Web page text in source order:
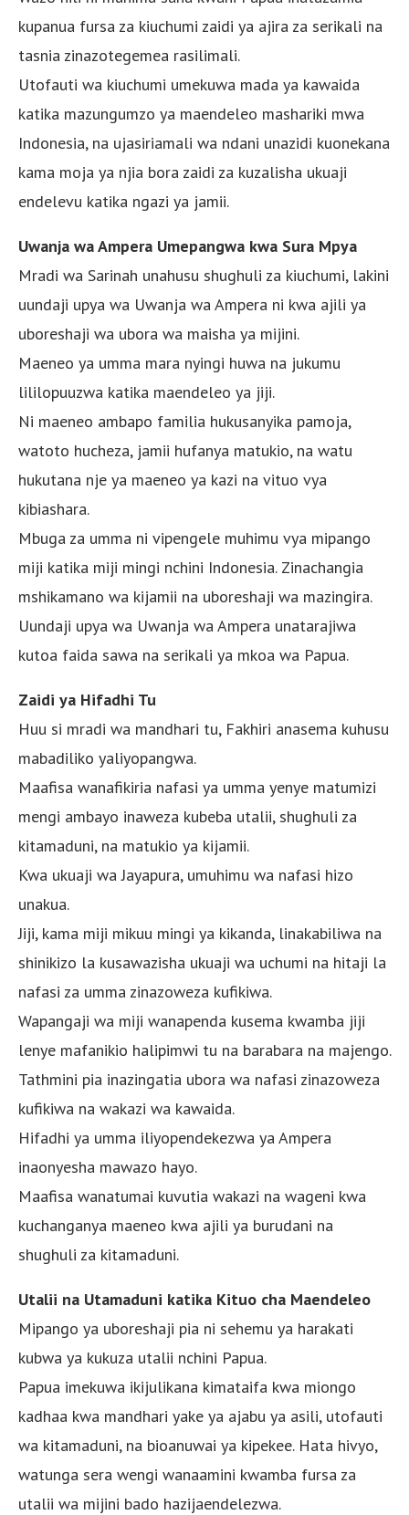
kupanua fursa za kiuchumi zaidi ya ajira za serikali na
tasnia zinazotegemea rasilimali.
Utofauti wa kiuchumi umekuwa mada ya kawaida
katika mazungumzo ya maendeleo mashariki mwa
Indonesia, na ujasiriamali wa ndani unazidi kuonekana
kama moja ya njia bora zaidi za kuzalisha ukuaji
endelevu katika ngazi ya jamii.
Uwanja wa Ampera Umepangwa kwa Sura Mpya
Mradi wa Sarinah unahusu shughuli za kiuchumi, lakini
uundaji upya wa Uwanja wa Ampera ni kwa ajili ya
uboreshaji wa ubora wa maisha ya mijini.
Maeneo ya umma mara nyingi huwa na jukumu
lililopuuzwa katika maendeleo ya jiji.
Ni maeneo ambapo familia hukusanyika pamoja,
watoto hucheza, jamii hufanya matukio, na watu
hukutana nje ya maeneo ya kazi na vituo vya
kibiashara.
Mbuga za umma ni vipengele muhimu vya mipango
miji katika miji mingi nchini Indonesia. Zinachangia
mshikamano wa kijamii na uboreshaji wa mazingira.
Uundaji upya wa Uwanja wa Ampera unatarajiwa
kutoa faida sawa na serikali ya mkoa wa Papua.
Zaidi ya Hifadhi Tu
Huu si mradi wa mandhari tu, Fakhiri anasema kuhusu
mabadiliko yaliyopangwa.
Maafisa wanafikiria nafasi ya umma yenye matumizi
mengi ambayo inaweza kubeba utalii, shughuli za
kitamaduni, na matukio ya kijamii.
Kwa ukuaji wa Jayapura, umuhimu wa nafasi hizo
unakua.
Jiji, kama miji mikuu mingi ya kikanda, linakabiliwa na
shinikizo la kusawazisha ukuaji wa uchumi na hitaji la
nafasi za umma zinazoweza kufikiwa.
Wapangaji wa miji wanapenda kusema kwamba jiji
lenye mafanikio halipimwi tu na barabara na majengo.
Tathmini pia inazingatia ubora wa nafasi zinazoweza
kufikiwa na wakazi wa kawaida.
Hifadhi ya umma iliyopendekezwa ya Ampera
inaonyesha mawazo hayo.
Maafisa wanatumai kuvutia wakazi na wageni kwa
kuchanganya maeneo kwa ajili ya burudani na
shughuli za kitamaduni.
Utalii na Utamaduni katika Kituo cha Maendeleo
Mipango ya uboreshaji pia ni sehemu ya harakati
kubwa ya kukuza utalii nchini Papua.
Papua imekuwa ikijulikana kimataifa kwa miongo
kadhaa kwa mandhari yake ya ajabu ya asili, utofauti
wa kitamaduni, na bioanuwai ya kipekee. Hata hivyo,
watunga sera wengi wanaamini kwamba fursa za
utalii wa mijini bado hazijaendelezwa.